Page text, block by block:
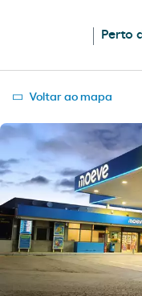
Perto
Voltar ao mapa